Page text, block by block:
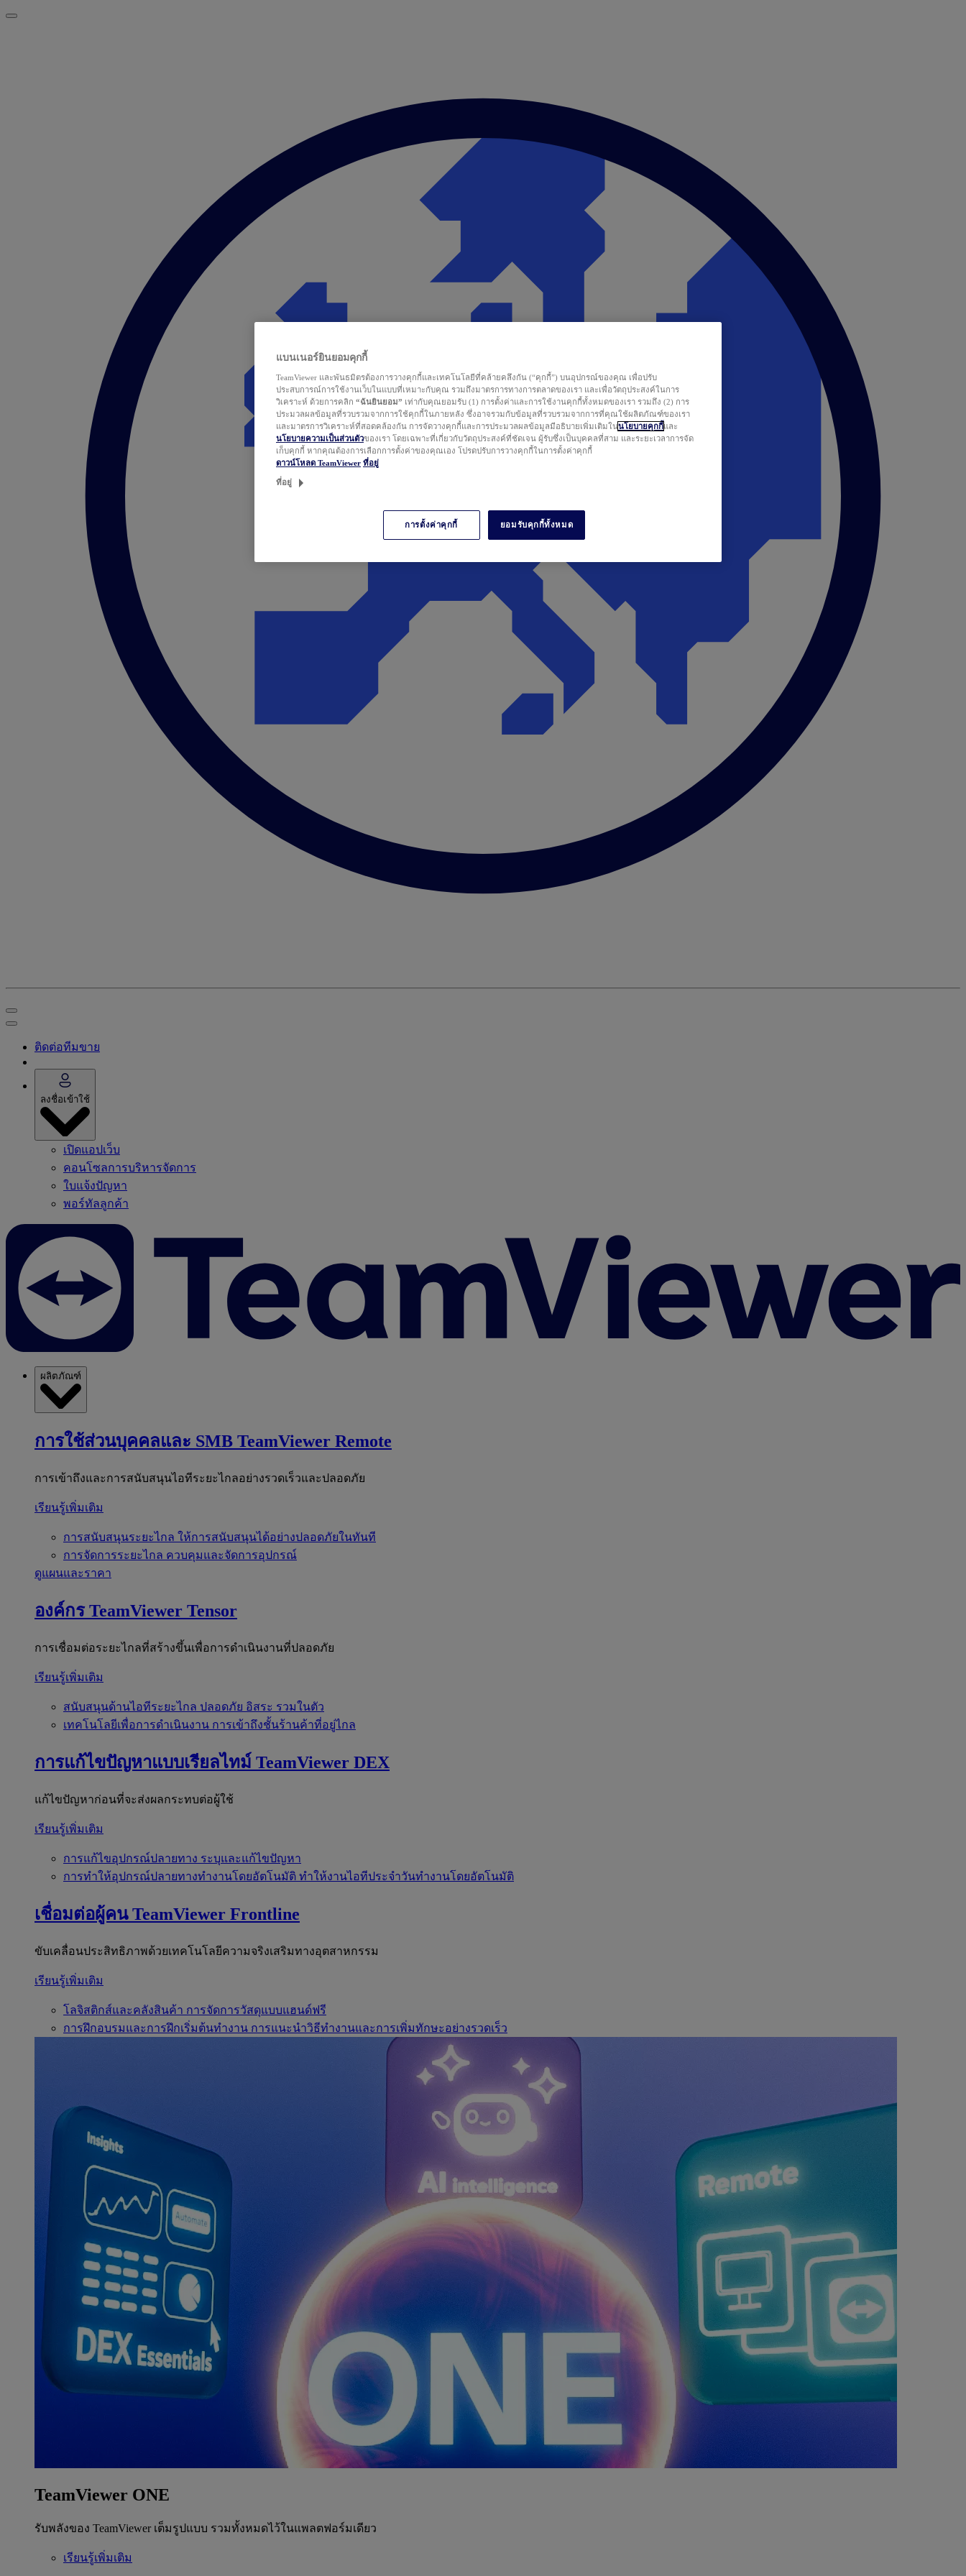
ติดต่อทีมขาย
ลงชื่อเข้าใช้
เปิดแอปเว็บ
คอนโซลการบริหารจัดการ
ใบแจ้งปัญหา
พอร์ทัลลูกค้า
ผลิตภัณฑ์
การใช้ส่วนบุคคลและ SMB TeamViewer Remote
การเข้าถึงและการสนับสนุนไอทีระยะไกลอย่างรวดเร็วและปลอดภัย
เรียนรู้เพิ่มเติม
การสนับสนุนระยะไกล ให้การสนับสนุนได้อย่างปลอดภัยในทันที
การจัดการระยะไกล ควบคุมและจัดการอุปกรณ์
ดูแผนและราคา
องค์กร TeamViewer Tensor
การเชื่อมต่อระยะไกลที่สร้างขึ้นเพื่อการดำเนินงานที่ปลอดภัย
เรียนรู้เพิ่มเติม
สนับสนุนด้านไอทีระยะไกล ปลอดภัย อิสระ รวมในตัว
เทคโนโลยีเพื่อการดำเนินงาน การเข้าถึงชั้นร้านค้าที่อยู่ไกล
การแก้ไขปัญหาแบบเรียลไทม์ TeamViewer DEX
แก้ไขปัญหาก่อนที่จะส่งผลกระทบต่อผู้ใช้
เรียนรู้เพิ่มเติม
การแก้ไขอุปกรณ์ปลายทาง ระบุและแก้ไขปัญหา
การทำให้อุปกรณ์ปลายทางทำงานโดยอัตโนมัติ ทำให้งานไอทีประจำวันทำงานโดยอัตโนมัติ
เชื่อมต่อผู้คน TeamViewer Frontline
ขับเคลื่อนประสิทธิภาพด้วยเทคโนโลยีความจริงเสริมทางอุตสาหกรรม
เรียนรู้เพิ่มเติม
โลจิสติกส์และคลังสินค้า การจัดการวัสดุแบบแฮนด์ฟรี
การฝึกอบรมและการฝึกเริ่มต้นทำงาน การแนะนำวิธีทำงานและการเพิ่มทักษะอย่างรวดเร็ว
TeamViewer ONE
รับพลังของ TeamViewer เต็มรูปแบบ รวมทั้งหมดไว้ในแพลตฟอร์มเดียว
เรียนรู้เพิ่มเติม
แบนเนอร์ยินยอมคุกกี้
TeamViewer และพันธมิตรต้องการวางคุกกี้และเทคโนโลยีที่คล้ายคลึงกัน (“คุกกี้”) บนอุปกรณ์ของคุณ เพื่อปรับ
ประสบการณ์การใช้งานเว็บในแบบที่เหมาะกับคุณ รวมถึงมาตรการทางการตลาดของเรา และเพื่อวัตถุประสงค์ในการ
วิเคราะห์ ด้วยการคลิก “ฉันยินยอม” เท่ากับคุณยอมรับ (1) การตั้งค่าและการใช้งานคุกกี้ทั้งหมดของเรา รวมถึง (2) การ
ประมวลผลข้อมูลที่รวบรวมจากการใช้คุกกี้ในภายหลัง ซึ่งอาจรวมกับข้อมูลที่รวบรวมจากการที่คุณใช้ผลิตภัณฑ์ของเรา
และมาตรการวิเคราะห์ที่สอดคล้องกัน การจัดวางคุกกี้และการประมวลผลข้อมูลมีอธิบายเพิ่มเติมในนโยบายคุกกี้และ
นโยบายความเป็นส่วนตัวของเรา โดยเฉพาะที่เกี่ยวกับวัตถุประสงค์ที่ชัดเจน ผู้รับซึ่งเป็นบุคคลที่สาม และระยะเวลาการจัด
เก็บคุกกี้ หากคุณต้องการเลือกการตั้งค่าของคุณเอง โปรดปรับการวางคุกกี้ในการตั้งค่าคุกกี้
ดาวน์โหลด TeamViewer ที่อยู่
ที่อยู่
การตั้งค่าคุกกี้ ยอมรับคุกกี้ทั้งหมด